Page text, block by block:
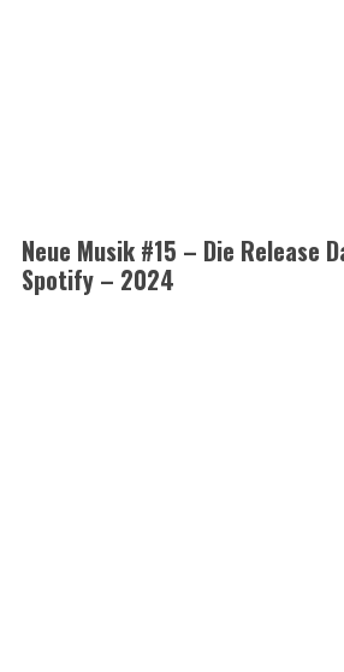
Neue Musik #15 – Die Release
Spotify – 2024